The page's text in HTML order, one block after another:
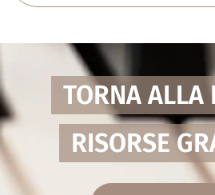
TORNA ALLA
RISORSE